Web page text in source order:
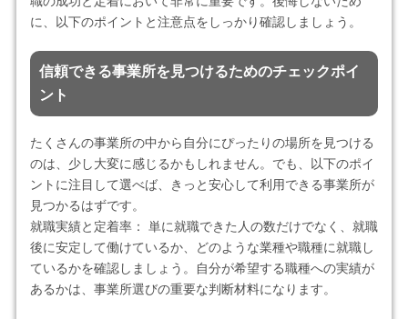
に、以下のポイントと注意点をしっかり確認しましょう。
信頼できる事業所を見つけるためのチェックポイ
ント
たくさんの事業所の中から自分にぴったりの場所を見つける
のは、少し大変に感じるかもしれません。でも、以下のポイ
ントに注目して選べば、きっと安心して利用できる事業所が
見つかるはずです。
就職実績と定着率： 単に就職できた人の数だけでなく、就職
後に安定して働けているか、どのような業種や職種に就職し
ているかを確認しましょう。自分が希望する職種への実績が
あるかは、事業所選びの重要な判断材料になります。